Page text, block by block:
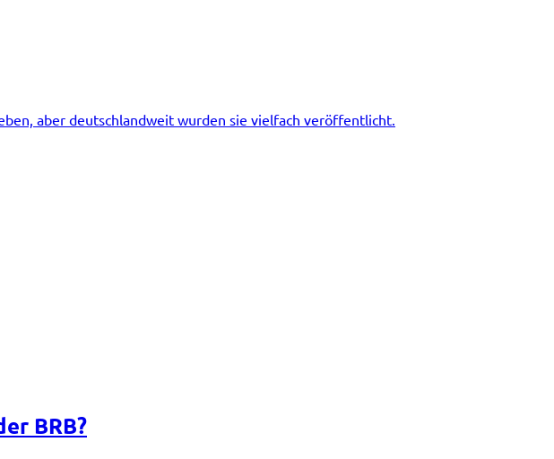
aber deutschlandweit wurden sie vielfach veröffentlicht.
BRB?